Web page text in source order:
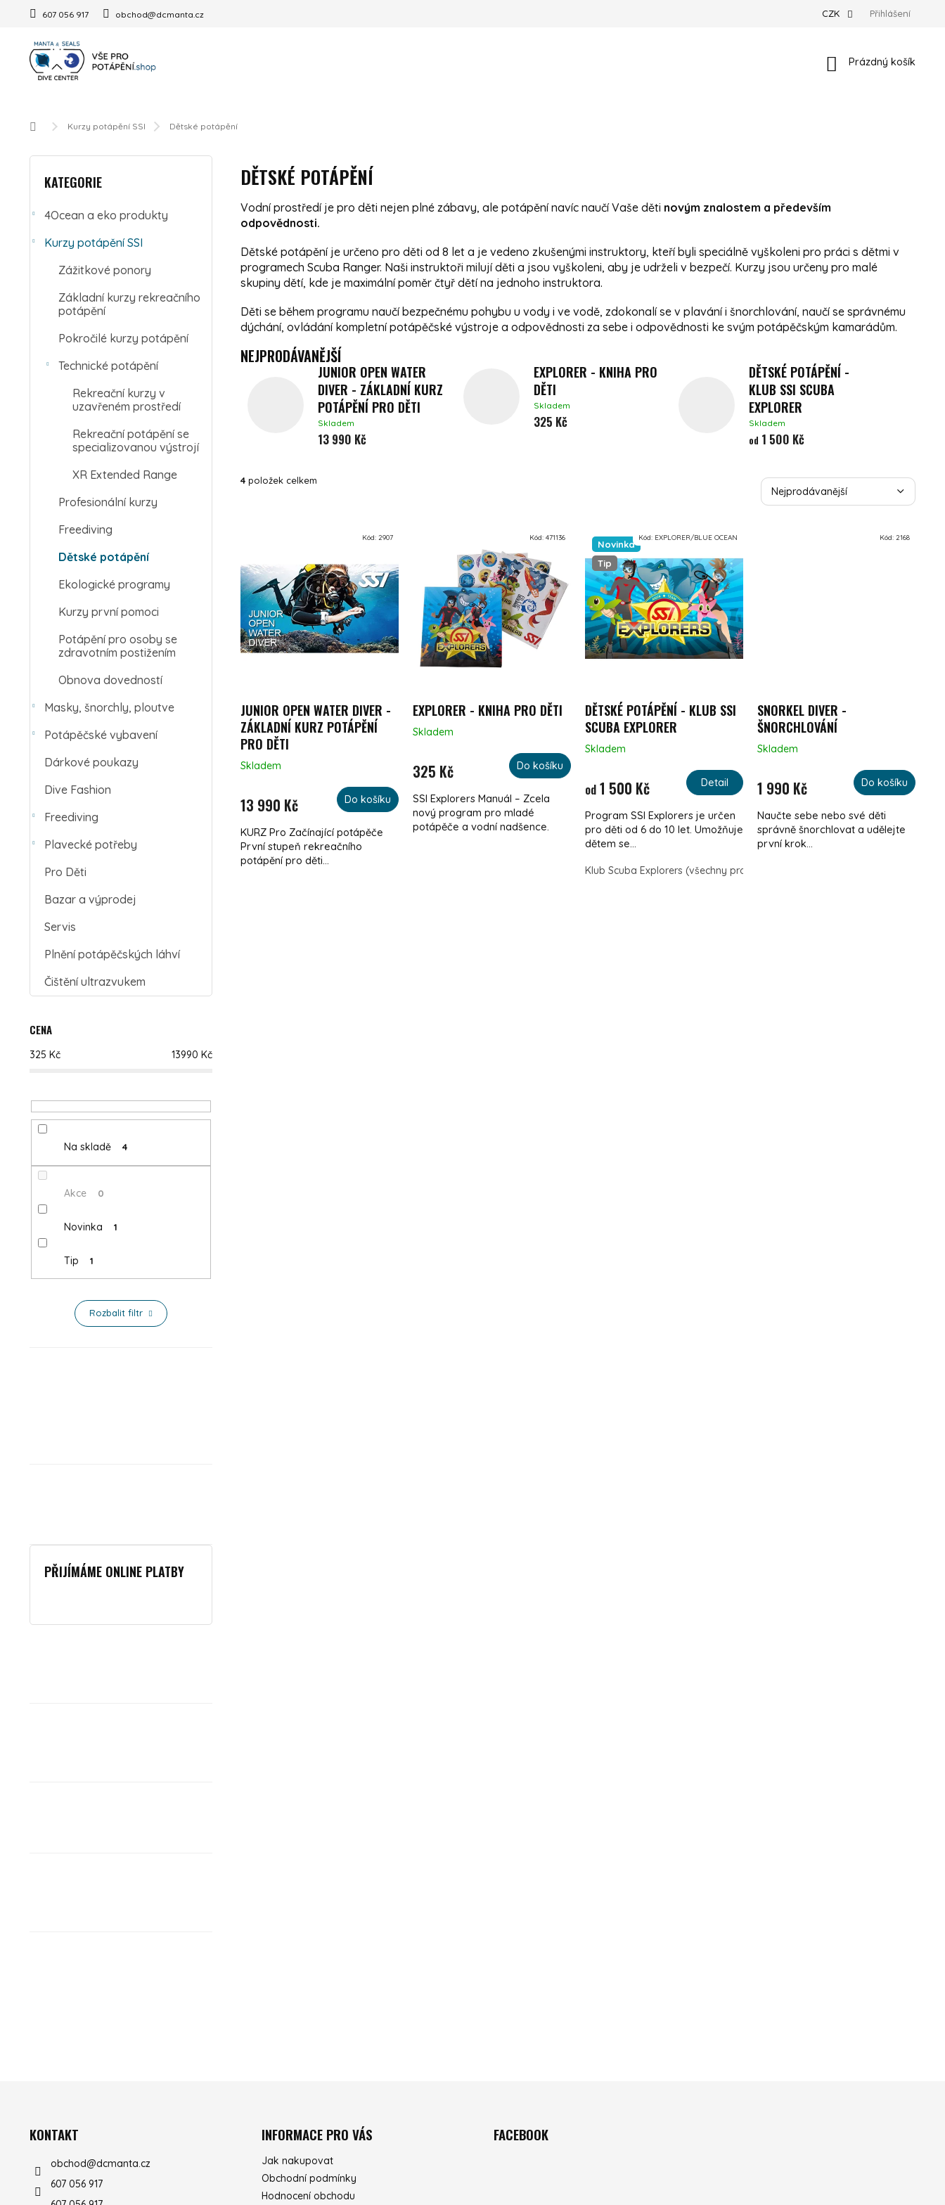
607 056 917 obchod@dcmanta.cz CZK Přihlášení
Nákupní košík
Prázdný košík
Domů Kurzy potápění SSI Dětské potápění
POSTRANNÍ PANEL
KATEGORIE
4Ocean a eko produkty
Kurzy potápění SSI
Zážitkové ponory
Základní kurzy rekreačního
potápění
Pokročilé kurzy potápění
Technické potápění
Rekreační kurzy v
uzavřeném prostředí
Rekreační potápění se
specializovanou výstrojí
XR Extended Range
Profesionální kurzy
Freediving
Dětské potápění
Ekologické programy
Kurzy první pomoci
Potápění pro osoby se
zdravotním postižením
Obnova dovedností
Masky, šnorchly, ploutve
Potápěčské vybavení
Dárkové poukazy
Dive Fashion
Freediving
Plavecké potřeby
Pro Děti
Bazar a výprodej
Servis
Plnění potápěčských láhví
Čištění ultrazvukem
CENA
325 Kč 13990 Kč
Na skladě 4
Akce 0
Novinka 1
Tip 1
Rozbalit filtr
PŘIJÍMÁME ONLINE PLATBY
DĚTSKÉ POTÁPĚNÍ
Vodní prostředí je pro děti nejen plné zábavy, ale potápění navíc naučí Vaše děti novým znalostem a především
odpovědnosti.
Dětské potápění je určeno pro děti od 8 let a je vedeno zkušenými instruktory, kteří byli speciálně vyškoleni pro práci s dětmi v
programech Scuba Ranger. Naši instruktoři milují děti a jsou vyškoleni, aby je udrželi v bezpečí. Kurzy jsou určeny pro malé
skupiny dětí, kde je maximální poměr čtyř dětí na jednoho instruktora.
Děti se během programu naučí bezpečnému pohybu u vody i ve vodě, zdokonalí se v plavání i šnorchlování, naučí se správnému
dýchání, ovládání kompletní potápěčské výstroje a odpovědnosti za sebe i odpovědnosti ke svým potápěčským kamarádům.
NEJPRODÁVANĚJŠÍ
JUNIOR OPEN WATER
DIVER - ZÁKLADNÍ KURZ
POTÁPĚNÍ PRO DĚTI
Skladem
13 990 Kč
EXPLORER - KNIHA PRO
DĚTI
Skladem
325 Kč
DĚTSKÉ POTÁPĚNÍ -
KLUB SSI SCUBA
EXPLORER
Skladem
od 1 500 Kč
ŘAZENÍ PRODUKTŮ
Nejprodávanější
4 položek celkem
JUNIOR OPEN WATER DIVER -
ZÁKLADNÍ KURZ POTÁPĚNÍ
PRO DĚTI
Skladem
13 990 Kč Do košíku
KURZ Pro Začínající potápěče
První stupeň rekreačního
potápění pro děti...
Kód: 2907
EXPLORER - KNIHA PRO DĚTI
Skladem
325 Kč Do košíku
SSI Explorers Manuál – Zcela
nový program pro mladé
potápěče a vodní nadšence.
Kód: 471136
Novinka
Tip
DĚTSKÉ POTÁPĚNÍ - KLUB SSI
SCUBA EXPLORER
Skladem
od 1 500 Kč Detail
Program SSI Explorers je určen
pro děti od 6 do 10 let. Umožňuje
dětem se...
Klub Scuba Explorers (všechny programy)
Kód: EXPLORER/BLUE OCEAN
SNORKEL DIVER -
ŠNORCHLOVÁNÍ
Skladem
1 990 Kč Do košíku
Naučte sebe nebo své děti
správně šnorchlovat a udělejte
první krok...
Kód: 2168
KONTAKT
obchod@dcmanta.cz
607 056 917
INFORMACE PRO VÁS
Jak nakupovat
Obchodní podmínky
Hodnocení obchodu
FACEBOOK